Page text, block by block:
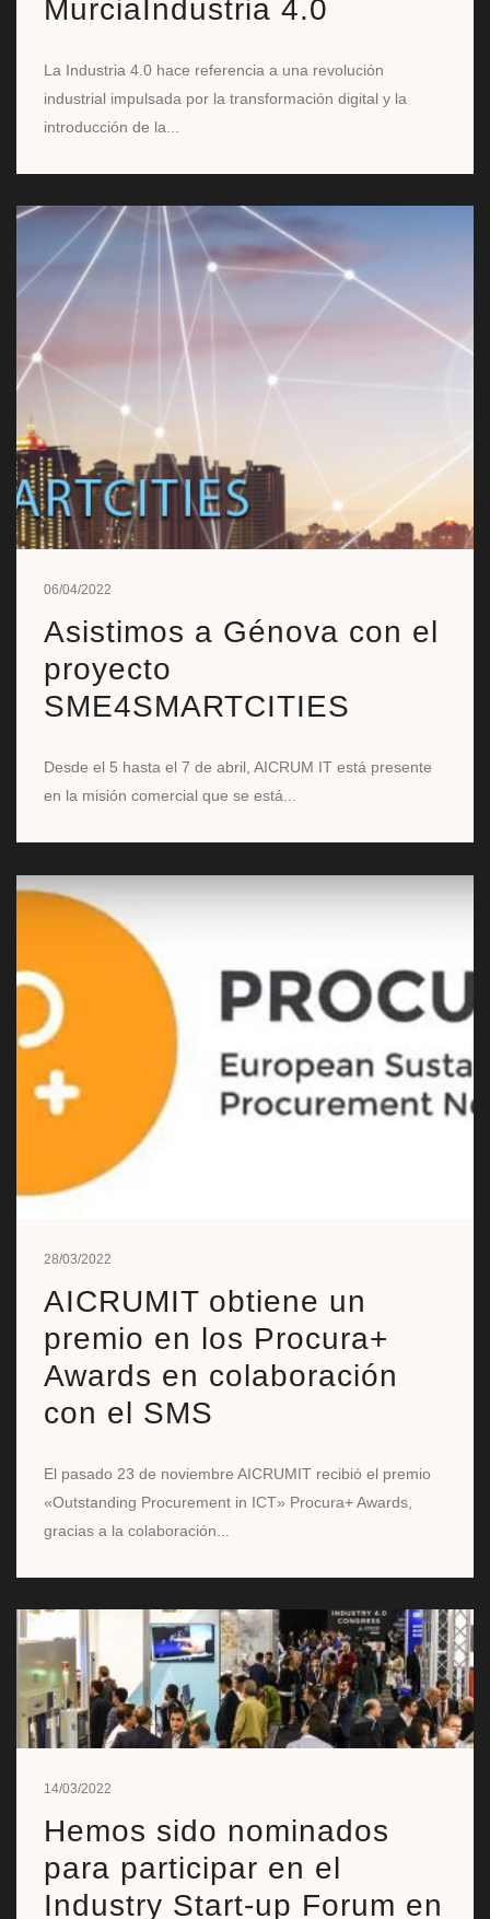
MurciaIndustria 4.0
La Industria 4.0 hace referencia a una revolución
industrial impulsada por la transformación digital y la
introducción de la...
06/04/2022
Asistimos a Génova con el
proyecto
SME4SMARTCITIES
Desde el 5 hasta el 7 de abril, AICRUM IT está presente
en la misión comercial que se está...
28/03/2022
AICRUMIT obtiene un
premio en los Procura+
Awards en colaboración
con el SMS
El pasado 23 de noviembre AICRUMIT recibió el premio
«Outstanding Procurement in ICT» Procura+ Awards,
gracias a la colaboración...
14/03/2022
Hemos sido nominados
para participar en el
Industry Start-up Forum en